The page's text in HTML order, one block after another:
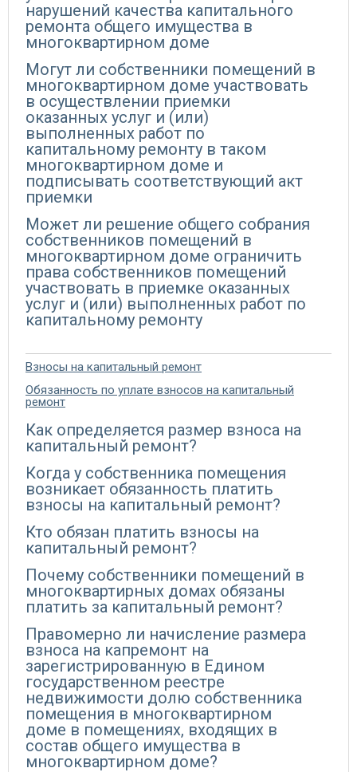
нарушений качества капитального
ремонта общего имущества в
многоквартирном доме
Могут ли собственники помещений в
многоквартирном доме участвовать
в осуществлении приемки
оказанных услуг и (или)
выполненных работ по
капитальному ремонту в таком
многоквартирном доме и
подписывать соответствующий акт
приемки
Может ли решение общего собрания
собственников помещений в
многоквартирном доме ограничить
права собственников помещений
участвовать в приемке оказанных
услуг и (или) выполненных работ по
капитальному ремонту
Взносы на капитальный ремонт
Обязанность по уплате взносов на капитальный
ремонт
Как определяется размер взноса на
капитальный ремонт?
Когда у собственника помещения
возникает обязанность платить
взносы на капитальный ремонт?
Кто обязан платить взносы на
капитальный ремонт?
Почему собственники помещений в
многоквартирных домах обязаны
платить за капитальный ремонт?
Правомерно ли начисление размера
взноса на капремонт на
зарегистрированную в Едином
государственном реестре
недвижимости долю собственника
помещения в многоквартирном
доме в помещениях, входящих в
состав общего имущества в
многоквартирном доме?